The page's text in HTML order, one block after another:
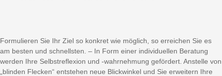
Formulieren Sie Ihr Ziel so konkret wie möglich, so erreichen Sie es
am besten und schnellsten. – In Form einer individuellen Beratung
werden Ihre Selbstreflexion und -wahrnehmung gefördert. Anstelle von
„blinden Flecken“ entstehen neue Blickwinkel und Sie erweitern Ihre